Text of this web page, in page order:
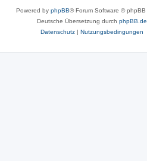
Powered by phpBB® Forum Software © phpBB
Deutsche Übersetzung durch phpBB.de
Datenschutz| Nutzungsbedingungen